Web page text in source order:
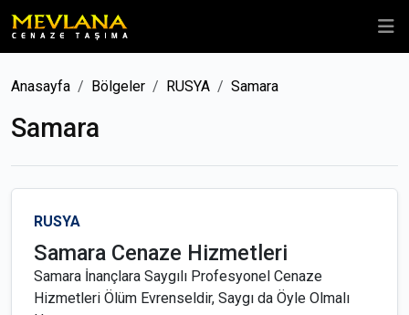
Anasayfa Bölgeler RUSYA Samara
Samara
RUSYA
Samara Cenaze Hizmetleri
Samara İnançlara Saygılı Profesyonel Cenaze
Hizmetleri Ölüm Evrenseldir, Saygı da Öyle Olmalı